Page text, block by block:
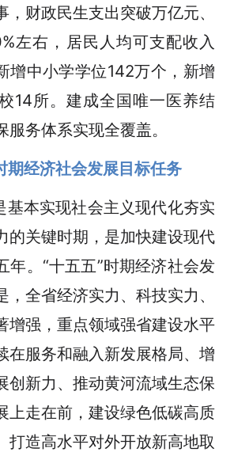
，财政民生支出突破万亿元、
左右，居民人均可支配收入
增中小学学位142万个，新增
14所。建成全国唯一医养结
务体系实现全覆盖。
期经济社会发展目标任务
基本实现社会主义现代化夯实
的关键时期，是加快建设现代
年。“十五五”时期经济社会发
，全省经济实力、科技实力、
增强，重点领域强省建设水平
在服务和融入新发展格局、增
创新力、推动黄河流域生态保
上走在前，建设绿色低碳高质
打造高水平对外开放新高地取